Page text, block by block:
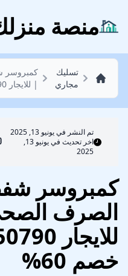
منصة
تسليك
مجاري
كمبروسر
| للايجار 01032650790 خصم 60%
تم النشر فييونيو 13, 2025
اخر تحديث في يونيو 13,
2025
كمبروسر
الصرف
خصم 60%